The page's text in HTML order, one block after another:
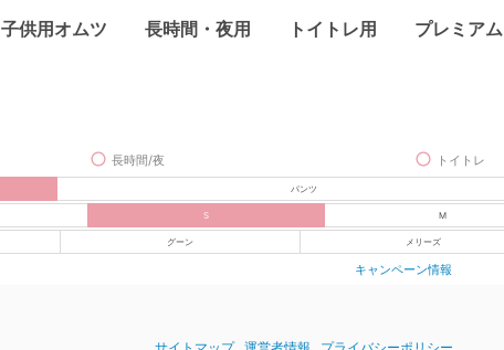
子供用オムツ 長時間・夜用 トイトレ用 プレミアム
長時間/夜 トイトレ
パンツ
S M
グーン メリーズ
キャンペーン情報